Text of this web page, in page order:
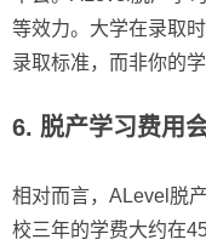
等效力。大学在录取
录取标准，而非你的学
6. 脱产学习费用
相对而言，ALevel脱
校三年的学费大约在